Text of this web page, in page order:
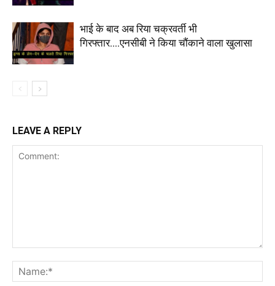
भाई के बाद अब रिया चक्रवर्ती भी
गिरफ्तार….एनसीबी ने किया चौंकाने वाला खुलासा
LEAVE A REPLY